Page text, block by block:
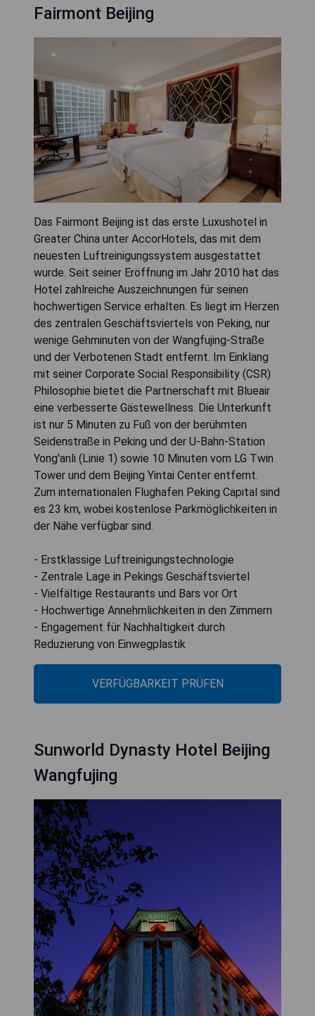
Fairmont Beijing
Das Fairmont Beijing ist das erste Luxushotel in
Greater China unter AccorHotels, das mit dem
neuesten Luftreinigungssystem ausgestattet
wurde. Seit seiner Eröffnung im Jahr 2010 hat das
Hotel zahlreiche Auszeichnungen für seinen
hochwertigen Service erhalten. Es liegt im Herzen
des zentralen Geschäftsviertels von Peking, nur
wenige Gehminuten von der Wangfujing-Straße
und der Verbotenen Stadt entfernt. Im Einklang
mit seiner Corporate Social Responsibility (CSR)
Philosophie bietet die Partnerschaft mit Blueair
eine verbesserte Gästewellness. Die Unterkunft
ist nur 5 Minuten zu Fuß von der berühmten
Seidenstraße in Peking und der U-Bahn-Station
Yong'anli (Linie 1) sowie 10 Minuten vom LG Twin
Tower und dem Beijing Yintai Center entfernt.
Zum internationalen Flughafen Peking Capital sind
es 23 km, wobei kostenlose Parkmöglichkeiten in
der Nähe verfügbar sind.
- Erstklassige Luftreinigungstechnologie
- Zentrale Lage in Pekings Geschäftsviertel
- Vielfältige Restaurants und Bars vor Ort
- Hochwertige Annehmlichkeiten in den Zimmern
- Engagement für Nachhaltigkeit durch
Reduzierung von Einwegplastik
VERFÜGBARKEIT PRÜFEN
Sunworld Dynasty Hotel Beijing
Wangfujing